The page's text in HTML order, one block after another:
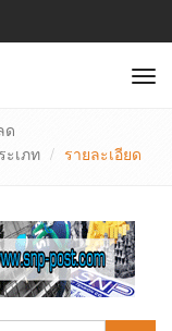
ด
ะเภท
รายละเอียด